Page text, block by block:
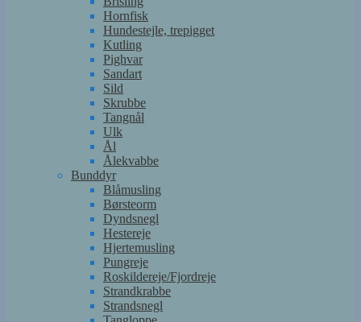
Hornfisk
Hundestejle, trepigget
Kutling
Pighvar
Sandart
Sild
Skrubbe
Tangnål
Ulk
Ål
Ålekvabbe
Bunddyr
Blåmusling
Børsteorm
Dyndsnegl
Hestereje
Hjertemusling
Pungreje
Roskildereje/Fjordreje
Strandkrabbe
Strandsnegl